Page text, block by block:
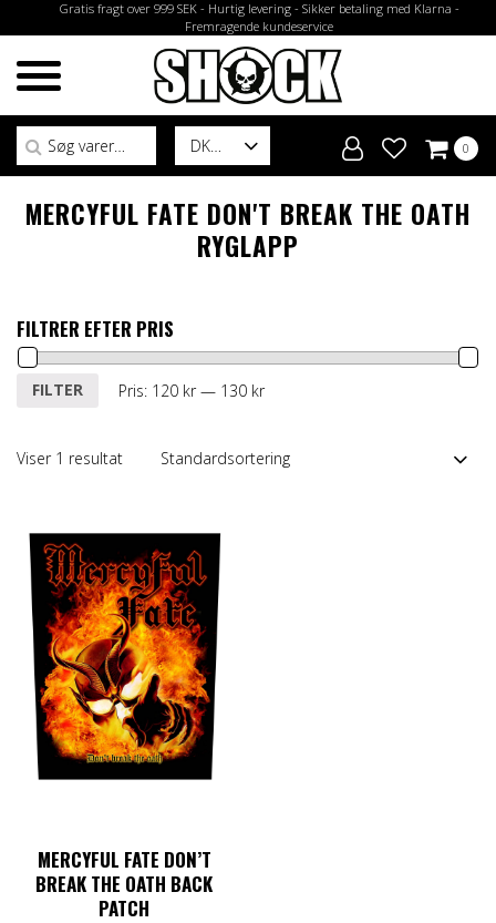
Gratis fragt over 999 SEK - Hurtig levering - Sikker betaling med Klarna -
Fremragende kundeservice
DK
Søg efter:
0
MERCYFUL FATE DON'T BREAK THE OATH
RYGLAPP
FILTRER EFTER PRIS
Mindste
Højeste
FILTER Pris: 120 kr— 130 kr
Viser 1 resultat
MERCYFUL FATE DON’T
BREAK THE OATH BACK
PATCH